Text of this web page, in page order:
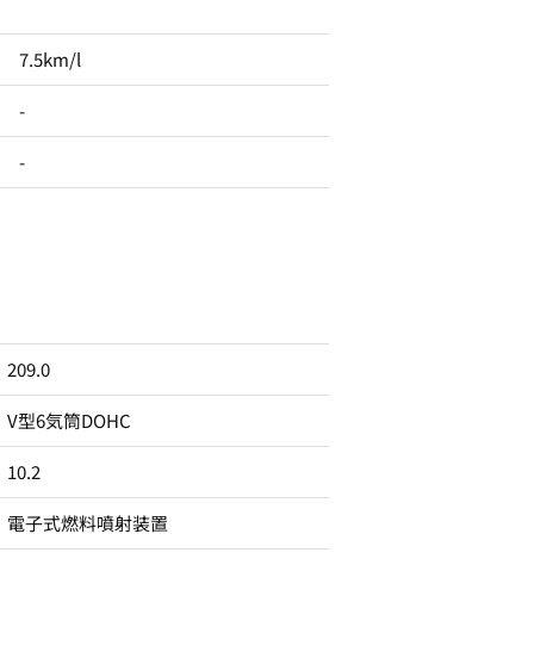
7.5km/l
-
-
209.0
V型6気筒DOHC
10.2
電子式燃料噴射装置